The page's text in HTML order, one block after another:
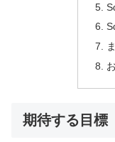
期待する目標